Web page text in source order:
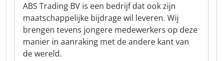
ABS Trading BV is een bedrijf dat ook zijn
maatschappelijke bijdrage wil leveren. Wij
brengen tevens jongere medewerkers op deze
manier in aanraking met de andere kant van
de wereld.